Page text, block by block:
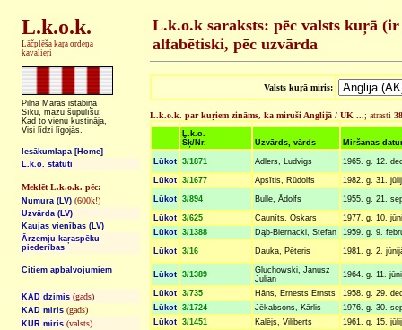
L.k.o.k.
Lāčplēša kaŗa ordeņa
kavalieŗi
Pilna Māras istabiņa
Sīku, mazu šūpulīšu:
Kad to vienu kustināja,
Visi līdzi līgojās.
Iesākumlapa [Home]
L.k.o. statūti
Meklēt L.k.o.k. pēc:
Numura (LV) (600k!)
Uzvārda (LV)
Kaujas vienības (LV)
Ārzemju kaŗaspēku
piederības
Citiem apbalvojumiem
KAD dzimis (gads)
KAD miris (gads)
KUR miris (valsts)
L.k.o.k saraksts: pēc valsts kuŗā
alfabētiski, pēc uzvārda
Valsts kuŗā miris:
L.k.o.k. par kuŗiem zināms, ka miruši Anglijā / UK ...; atrasti 38
L.k.o.
Šķ/Nr.
Uzvārds, vārds Miršanas
Lūkot 3/1871 Adlers, Ludvigs 1965. g. 12.
Lūkot 3/1677 Apsītis, Rūdolfs 1982. g. 31.
Lūkot 3/894 Bulle, Ādolfs 1955. g. 21.
Lūkot 3/625 Caunīts, Oskars
1977. g. 10.
Lūkot 3/1388 Dąb-Biernacki, Stefan 1959. g. 9.
Lūkot 3/16 Dauka, Pēteris 1981. g. 2.
Lūkot 3/1389
Gluchowski, Janusz
Julian
1964. g. 11.
Lūkot 3/735 Hāns, Ernests Ernsts
1958. g. 29.
Lūkot 3/1724 Jēkabsons, Kārlis
1976. g. 30.
Lūkot 3/1451 Kalējs, Viliberts 1961. g. 15.